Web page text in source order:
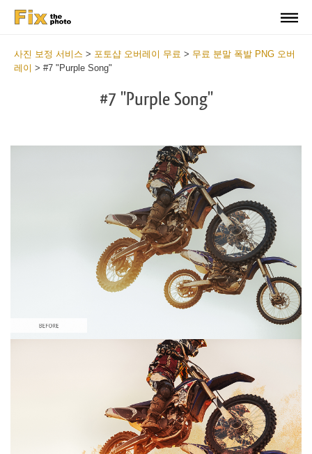
사진 보정 서비스 > 포토샵 오버레이 무료 > 무료 분말 폭발 PNG 오버
레이 > #7 "Purple Song"
#7 "Purple Song"
선택 해주세요
Free Photoshop Overlay #7